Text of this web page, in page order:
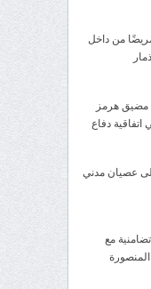
من داخل
مضيق هرمز
دفاع
عصيان مدني
مع